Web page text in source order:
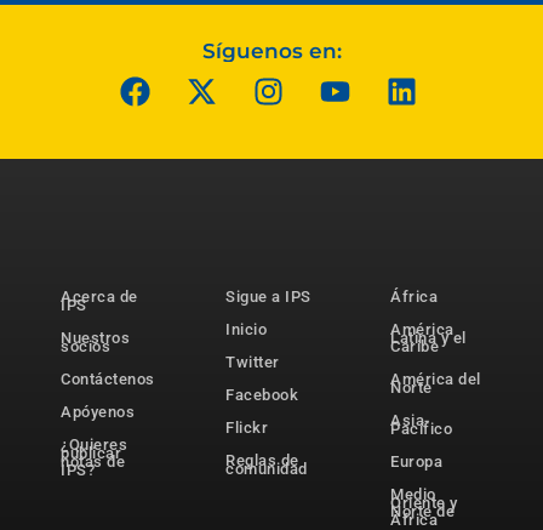
Síguenos en:
Acerca de
IPS
Nuestros
socios
Contáctenos
Apóyenos
¿Quieres
publicar
notas de
IPS?
Sigue a IPS
Inicio
Twitter
Facebook
Flickr
Reglas de
comunidad
África
América
Latina y el
Caribe
América del
Norte
Asia-
Pacífico
Europa
Medio
Oriente y
Norte de
África